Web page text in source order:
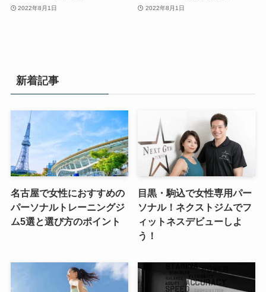
2022年8月1日 2022年8月1日
新着記事
名古屋で女性におすすめの
パーソナルトレーニングジ
ム5選と選び方のポイント
目黒・駒込で女性専用パー
ソナル！ネクストジムでフ
ィットネスデビューしよ
う！